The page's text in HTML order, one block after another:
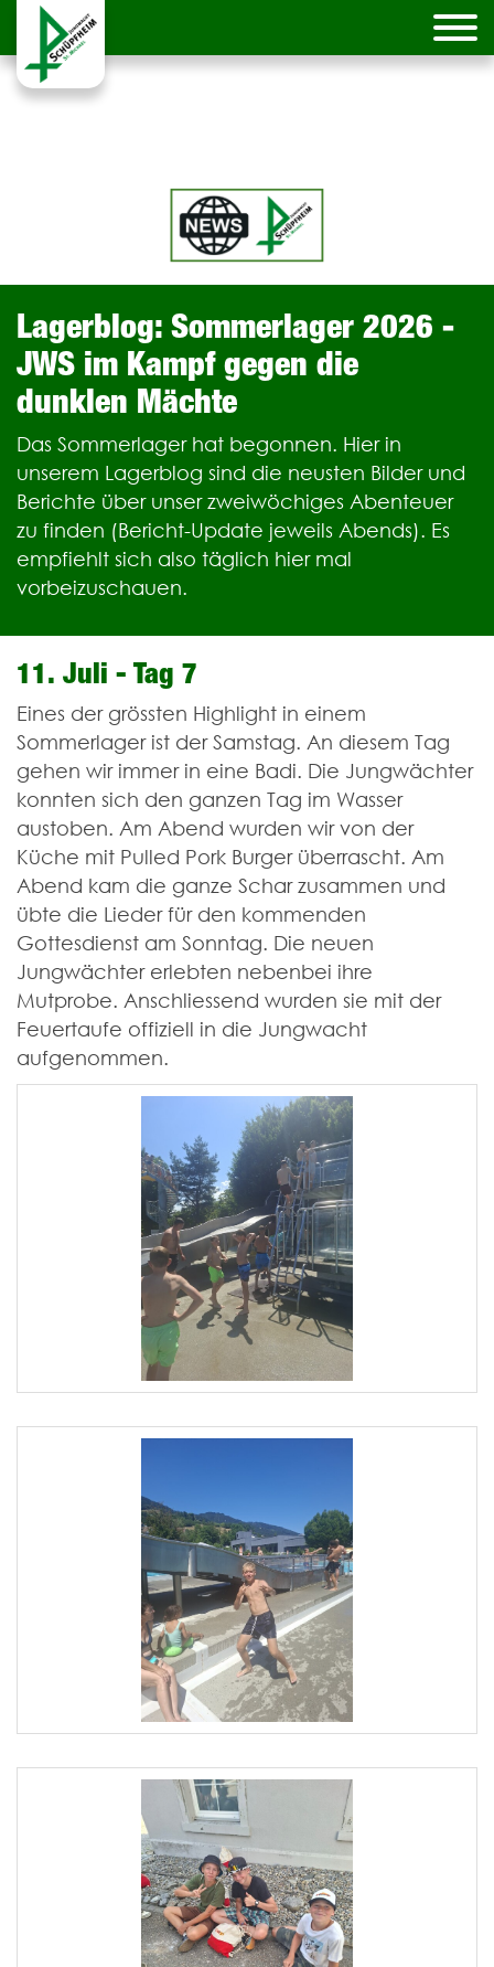
Lagerblog: Sommerlager 2026 -
JWS im Kampf gegen die
dunklen Mächte
Das Sommerlager hat begonnen. Hier in
unserem Lagerblog sind die neusten Bilder und
Berichte über unser zweiwöchiges Abenteuer
zu finden (Bericht-Update jeweils Abends). Es
empfiehlt sich also täglich hier mal
vorbeizuschauen.
11. Juli - Tag 7
Eines der grössten Highlight in einem
Sommerlager ist der Samstag. An diesem Tag
gehen wir immer in eine Badi. Die Jungwächter
konnten sich den ganzen Tag im Wasser
austoben. Am Abend wurden wir von der
Küche mit Pulled Pork Burger überrascht. Am
Abend kam die ganze Schar zusammen und
übte die Lieder für den kommenden
Gottesdienst am Sonntag. Die neuen
Jungwächter erlebten nebenbei ihre
Mutprobe. Anschliessend wurden sie mit der
Feuertaufe offiziell in die Jungwacht
aufgenommen.